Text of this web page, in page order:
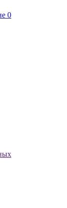
0